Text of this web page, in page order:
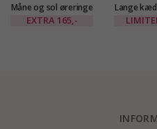
Måne og sol øreringe
i forgyldt messing -
EXTRA 165,-
Lange
i forgyldt